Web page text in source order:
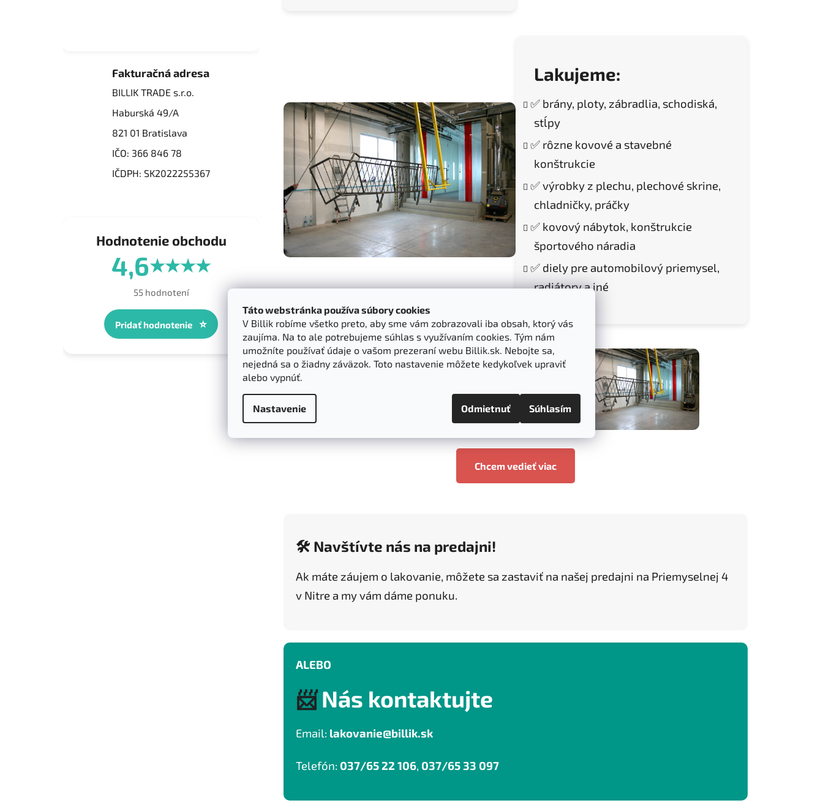
Táto webstránka používa súbory cookies
V Billik robíme všetko preto, aby sme vám zobrazovali iba obsah, ktorý vás
zaujíma. Na to ale potrebujeme súhlas s využívaním cookies. Tým nám
umožníte používať údaje o vašom prezeraní webu Billik.sk. Nebojte sa,
nejedná sa o žiadny záväzok. Toto nastavenie môžete kedykoľvek upraviť
alebo vypnúť.
Nastavenie Odmietnuť Súhlasím
Fakturačná adresa
BILLIK TRADE s.r.o.
Haburská 49/A
821 01 Bratislava
IČO: 366 846 78
IČDPH: SK2022255367
Hodnotenie obchodu
4,6★★★★
55 hodnotení
Pridať hodnotenie ⭐
Lakujeme:
✅ brány, ploty, zábradlia, schodiská,
stĺpy
✅ rôzne kovové a stavebné
konštrukcie
✅ výrobky z plechu, plechové skrine,
chladničky, práčky
✅ kovový nábytok, konštrukcie
športového náradia
✅ diely pre automobilový priemysel,
radiátory a iné
Chcem vedieť viac
🛠️ Navštívte nás na predajni!
Ak máte záujem o lakovanie, môžete sa zastaviť na našej predajni na Priemyselnej 4
v Nitre a my vám dáme ponuku.
ALEBO
📨Nás kontaktujte
Email: lakovanie@billik.sk
Telefón: 037/65 22 106, 037/65 33 097